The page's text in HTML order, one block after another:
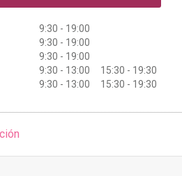
9:30 - 19:00
9:30 - 19:00
9:30 - 19:00
9:30 - 13:00 15:30 - 19:30
9:30 - 13:00 15:30 - 19:30